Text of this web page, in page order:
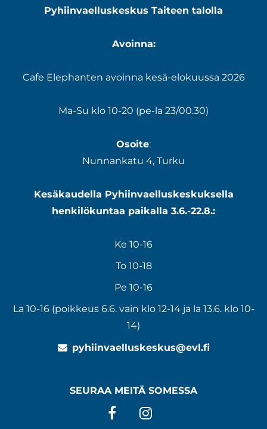
Pyhiinvaelluskeskus Taiteen talolla
Avoinna:
Cafe Elephanten avoinna kesä-elokuussa 2026
Ma-Su klo 10-20 (pe-la 23/00.30)
Osoite:
Nunnankatu 4, Turku
Kesäkaudella Pyhiinvaelluskeskuksella
henkilökuntaa paikalla 3.6.-22.8.:
Ke 10-16
To 10-18
Pe 10-16
La 10-16 (poikkeus 6.6. vain klo 12-14 ja la 13.6. klo 10-
14)
pyhiinvaelluskeskus@evl.fi
SEURAA MEITÄ SOMESSA
Facebook